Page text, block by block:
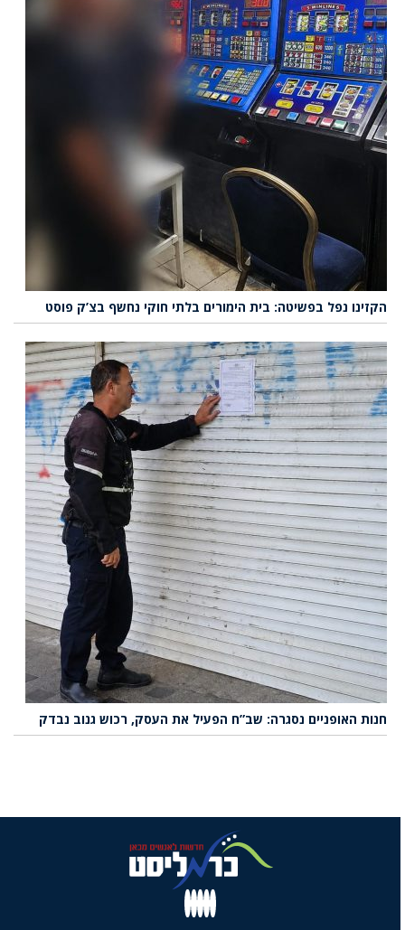
הקזינו נפל בפשיטה: בית הימורים בלתי חוקי נחשף בצ’ק פוסט
חנות האופניים נסגרה: שב”ח הפעיל את העסק, רכוש גנוב נבדק